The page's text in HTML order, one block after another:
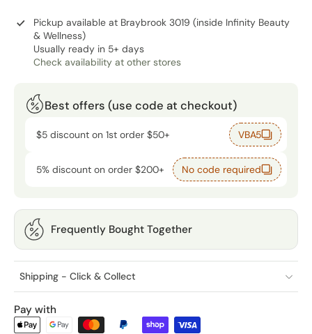
Pickup available at Braybrook 3019 (inside Infinity Beauty
& Wellness)
Usually ready in 5+ days
Check availability at other stores
Best offers (use code at checkout)
$5 discount on 1st order $50+ VBA5
5% discount on order $200+ No code required
Frequently Bought Together
Shipping - Click & Collect
Pay with